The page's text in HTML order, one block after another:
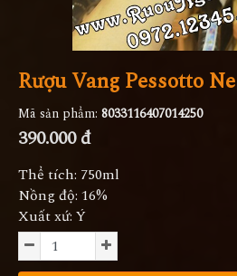
Rượu Vang Pessotto
Mã sản phẩm: 8033116407014250
390.000 đ
Thể tích: 750ml
Nồng độ: 16%
Xuất xứ: Ý